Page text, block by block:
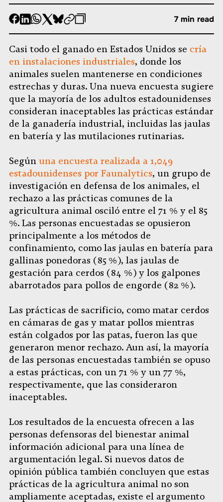
-
Facebook
-
LinkedIn
-
Whatsapp
-
X
-
Bluesky
-
7 min read
Casi todo el ganado en Estados Unidos se cría
en instalaciones industriales, donde los
animales suelen mantenerse en condiciones
estrechas y duras. Una nueva encuesta sugiere
que la mayoría de los adultos estadounidenses
consideran inaceptables las prácticas estándar
de la ganadería industrial, incluidas las jaulas
en batería y las mutilaciones rutinarias.
Según una encuesta realizada a 1,049
estadounidenses por Faunalytics, un grupo de
investigación en defensa de los animales, el
rechazo a las prácticas comunes de la
agricultura animal osciló entre el 71 % y el 85
%. Las personas encuestadas se opusieron
principalmente a los métodos de
confinamiento, como las jaulas en batería para
gallinas ponedoras (85 %), las jaulas de
gestación para cerdos (84 %) y los galpones
abarrotados para pollos de engorde (82 %).
Las prácticas de sacrificio, como matar cerdos
en cámaras de gas y matar pollos mientras
están colgados por las patas, fueron las que
generaron menor rechazo. Aun así, la mayoría
de las personas encuestadas también se opuso
a estas prácticas, con un 71 % y un 77 %,
respectivamente, que las consideraron
inaceptables.
Los resultados de la encuesta ofrecen a las
personas defensoras del bienestar animal
información adicional para una línea de
argumentación legal. Si nuevos datos de
opinión pública también concluyen que estas
prácticas de la agricultura animal no son
ampliamente aceptadas, existe el argumento